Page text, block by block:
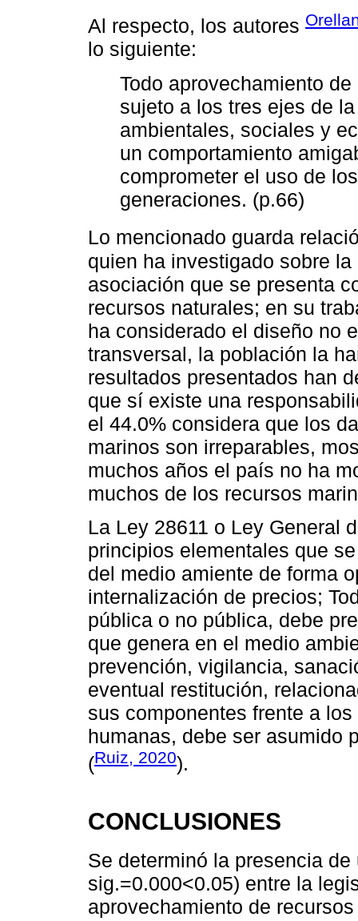
Al respecto, los autores
lo siguiente:
Todo aprovechamiento
sujeto a los tres ejes de
ambientales, sociales y
un comportamiento
comprometer el uso de
generaciones. (p.66)
Lo mencionado guarda
quien ha investigado sobre
asociación que se presenta
recursos naturales; en su
ha considerado el diseño no
transversal, la población la
resultados presentados han
que sí existe una
el 44.0% considera que los
marinos son irreparables,
muchos años el país no ha
muchos de los recursos
La Ley 28611 o Ley General
principios elementales que
del medio amiente de forma
internalización de precios;
pública o no pública, debe
que genera en el medio
prevención, vigilancia,
eventual restitución,
sus componentes frente a
humanas, debe ser asumido
(Ruiz, 2020).
CONCLUSIONES
Se determinó la presencia
sig.=0.000<0.05) entre la
aprovechamiento de